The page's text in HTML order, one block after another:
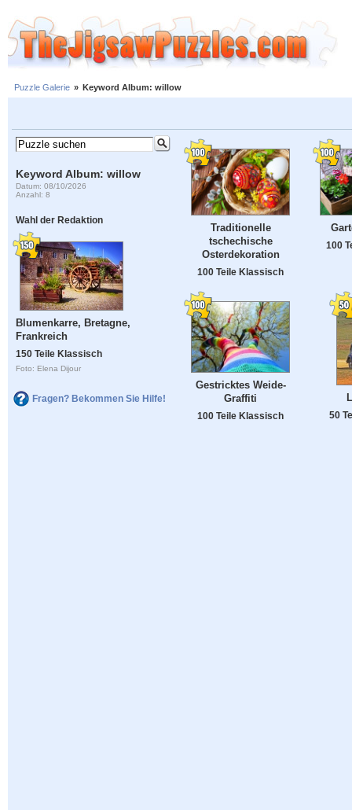
Puzzle Galerie » Keyword Album: willow
Keyword Album: willow
Datum: 08/10/2026
Anzahl: 8
Wahl der Redaktion
Blumenkarre, Bretagne,
Frankreich
150 Teile Klassisch
Foto: Elena Dijour
Fragen? Bekommen Sie Hilfe!
Traditionelle
tschechische
Osterdekoration
100 Teile Klassisch
100
Gestricktes Weide-
Graffiti
100 Teile Klassisch 50